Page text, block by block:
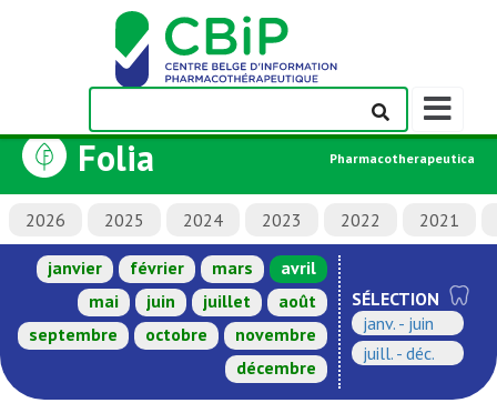
Afficher/
la
de
navigation
Folia Pharmacotherapeutica
2026 2025 2024 2023 2022 2021
janvier février mars
avril
mai
juin juillet
août
septembre
octobre
novembre
décembre
SÉLECTION
janv. - juin
juill. - déc.